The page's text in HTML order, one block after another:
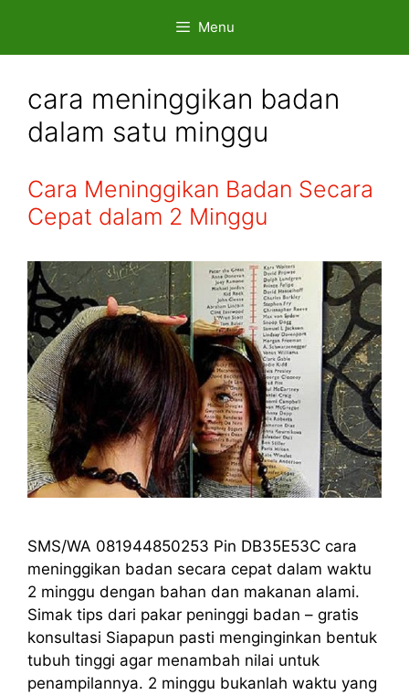
content
Menu
cara meninggikan badan
dalam satu minggu
Cara Meninggikan Badan Secara
Cepat dalam 2 Minggu
SMS/WA 081944850253 Pin DB35E53C cara
meninggikan badan secara cepat dalam waktu
2 minggu dengan bahan dan makanan alami.
Simak tips dari pakar peninggi badan – gratis
konsultasi Siapapun pasti menginginkan bentuk
tubuh tinggi agar menambah nilai untuk
penampilannya. 2 minggu bukanlah waktu yang